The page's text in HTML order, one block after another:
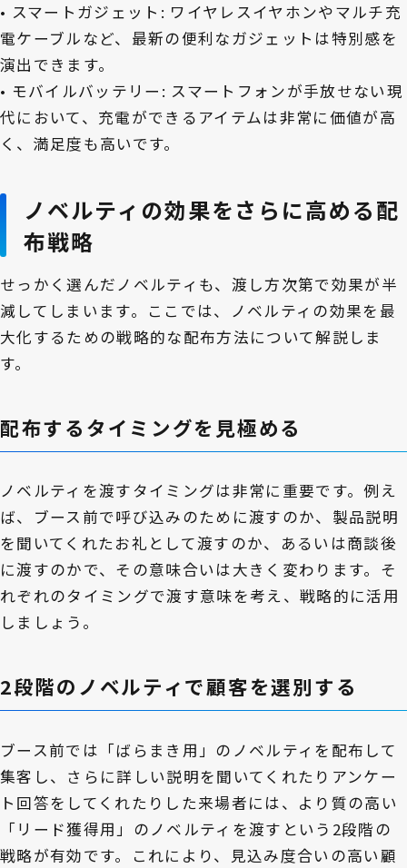
• スマートガジェット: ワイヤレスイヤホンやマルチ充
電ケーブルなど、最新の便利なガジェットは特別感を
演出できます。
• モバイルバッテリー: スマートフォンが手放せない現
代において、充電ができるアイテムは非常に価値が高
く、満足度も高いです。
ノベルティの効果をさらに高める配
布戦略
せっかく選んだノベルティも、渡し方次第で効果が半
減してしまいます。ここでは、ノベルティの効果を最
大化するための戦略的な配布方法について解説しま
す。
配布するタイミングを見極める
ノベルティを渡すタイミングは非常に重要です。例え
ば、ブース前で呼び込みのために渡すのか、製品説明
を聞いてくれたお礼として渡すのか、あるいは商談後
に渡すのかで、その意味合いは大きく変わります。そ
れぞれのタイミングで渡す意味を考え、戦略的に活用
しましょう。
2段階のノベルティで顧客を選別する
ブース前では「ばらまき用」のノベルティを配布して
集客し、さらに詳しい説明を聞いてくれたりアンケー
ト回答をしてくれたりした来場者には、より質の高い
「リード獲得用」のノベルティを渡すという2段階の
戦略が有効です。これにより、見込み度合いの高い顧